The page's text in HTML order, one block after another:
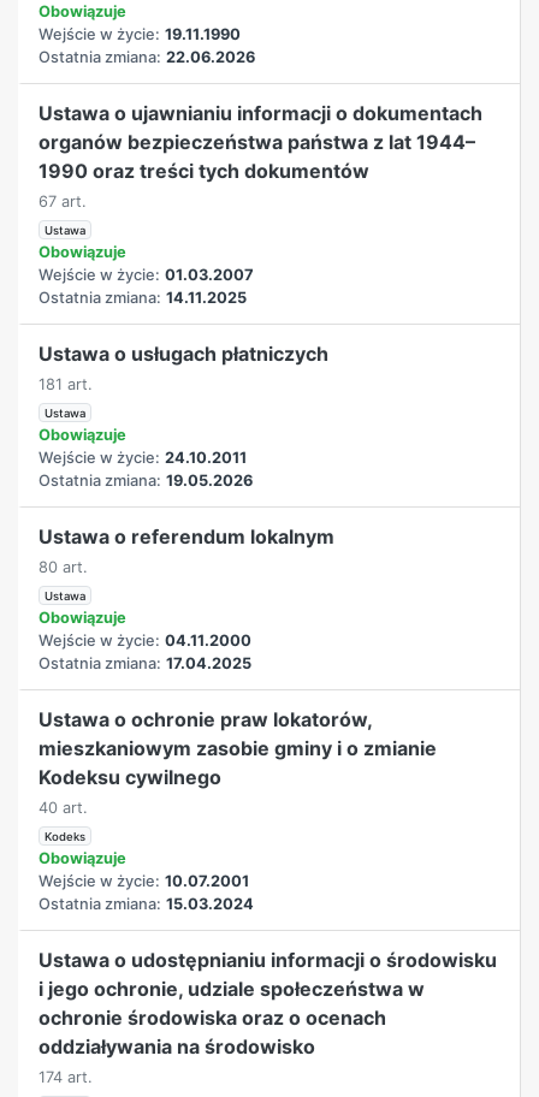
Obowiązuje
Wejście w życie: 19.11.1990
Ostatnia zmiana: 22.06.2026
Ustawa o ujawnianiu informacji o dokumentach
organów bezpieczeństwa państwa z lat 1944–
1990 oraz treści tych dokumentów
67 art.
Ustawa
Obowiązuje
Wejście w życie: 01.03.2007
Ostatnia zmiana: 14.11.2025
Ustawa o usługach płatniczych
181 art.
Ustawa
Obowiązuje
Wejście w życie: 24.10.2011
Ostatnia zmiana: 19.05.2026
Ustawa o referendum lokalnym
80 art.
Ustawa
Obowiązuje
Wejście w życie: 04.11.2000
Ostatnia zmiana: 17.04.2025
Ustawa o ochronie praw lokatorów,
mieszkaniowym zasobie gminy i o zmianie
Kodeksu cywilnego
40 art.
Kodeks
Obowiązuje
Wejście w życie: 10.07.2001
Ostatnia zmiana: 15.03.2024
Ustawa o udostępnianiu informacji o środowisku
i jego ochronie, udziale społeczeństwa w
ochronie środowiska oraz o ocenach
oddziaływania na środowisko
174 art.